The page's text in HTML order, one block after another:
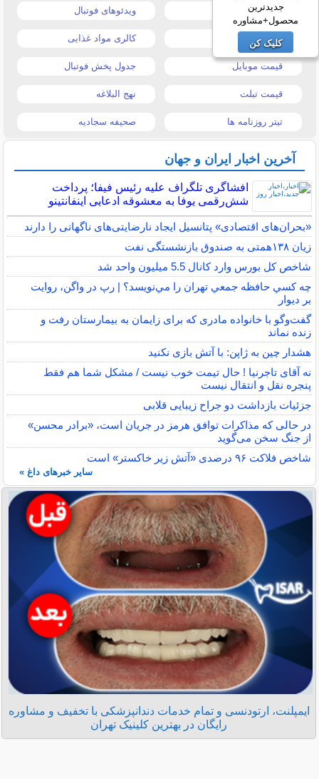
قیمت طلا و سکه ویدئوهای فوتبال
قیمت دلار کالری مواد غذایی
قیمت موبایل جدول پخش فوتبال
قیمت تبلت نهج البلاغه
تیتر روزنامه ها صحیفه سجادیه
آخرین اخبار ایران و جهان
افشاگری تلگراف علیه رئیس فیفا؛ پرداخت
شش‌رقمی یوفا به معشوقه ادعایی اینفانتینو
«بحران‌های اقتصادی» پتانسیل ایجاد نارضایتی‌های ناگهانی را دارند
زیان ۱۳۸همتی به صندوق بازنشستگی نفت
شاخص کل بورس وارد کانال 5.5 میلیون واحد شد
چه كسي حافظه جمعي تهران را مي‌نويسد؟ | رپ در واگن، روايت
بر ديوار
گفت‌وگو با خانواده مادری که برای زایمان به بیمارستان رفت و
زنده نماند
هشدار چین به ژاپن: با آتش بازی نکنید
نه آقای تاجرنیا ! حال تیمت خوب نیست / مشکل شما هم فقط
پنجره نقل و انتقال نیست
جزئیات بازداشت دو جراح زیبایی قلابی
در حالی که مذاکرات توافق هرمز در جریان است، «برادر محسن»
از جنگ سخن می‌گوید
شاخص فلاکت ۹۶ درصدی «آتش زیر خاکستر» است
سایر خبرهای داغ »
ایمپلنت، ارتودنسی و تمام خدمات دندانپزشکی با تخفیف و مشاوره
رایگان در بهترین کلینیک تهران
جدیدترین
محصول+مشاوره
کلیک کن